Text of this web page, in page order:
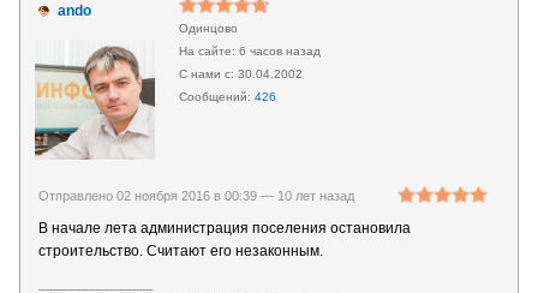
ando
Одинцово
6 часов назад
30.04.2002
426
Отправлено 02 ноября 2016 в 00:39 — 10 лет назад
В начале лета администрация поселения остановила
строительство. Считают его незаконным.